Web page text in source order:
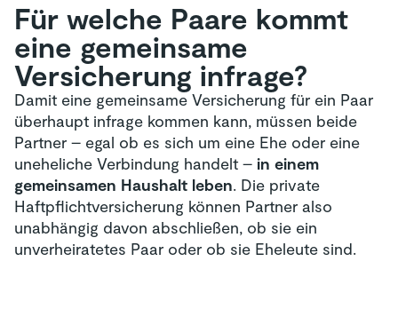
Für welche Paare kommt
eine gemeinsame
Versicherung infrage?
Damit eine gemeinsame Versicherung für ein Paar
überhaupt infrage kommen kann, müssen beide
Partner – egal ob es sich um eine Ehe oder eine
uneheliche Verbindung handelt – in einem
gemeinsamen Haushalt leben. Die private
Haftpflichtversicherung können Partner also
unabhängig davon abschließen, ob sie ein
unverheiratetes Paar oder ob sie Eheleute sind.